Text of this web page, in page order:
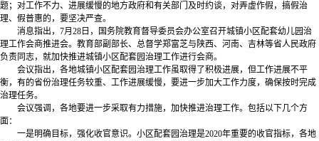
题；对工作不力、进展缓慢的地方政府和有关部门及时约谈，对弄虚作假，搞假治
理、假普惠的，要坚决严查。
消息指出，7月28日，国务院教育督导委员会办公室召开城镇小区配套幼儿园治
理工作会商推进会。教育部副部长、总督学郑富芝与陕西、河南、吉林等省人民政府
负责同志，就加快推进城镇小区配套园治理工作进行会商。
会议指出，各地城镇小区配套园治理工作虽取得了积极进展，但工作进展不平
衡，有的省份治理任务较重、工作进展缓慢，要进一步加大工作力度，确保按时完成
治理任务。
会议强调，各地要进一步采取有力措施，加快推进治理工作。包括以下几个方
面：
一是明确目标，强化收官意识。小区配套园治理是2020年重要的收官指标，各地